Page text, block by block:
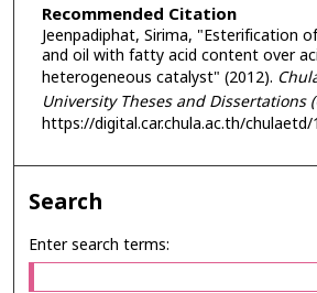
Recommended Citation
Jeenpadiphat, Sirima, "Esterification
and oil with fatty acid content over
heterogeneous catalyst" (2012).
University Theses and Dissertations
https://digital.car.chula.ac.th/chulaetd/
Search
Enter search terms: